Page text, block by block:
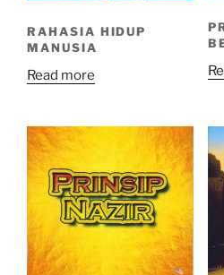
RAHASIA HIDUP
MANUSIA
Read more